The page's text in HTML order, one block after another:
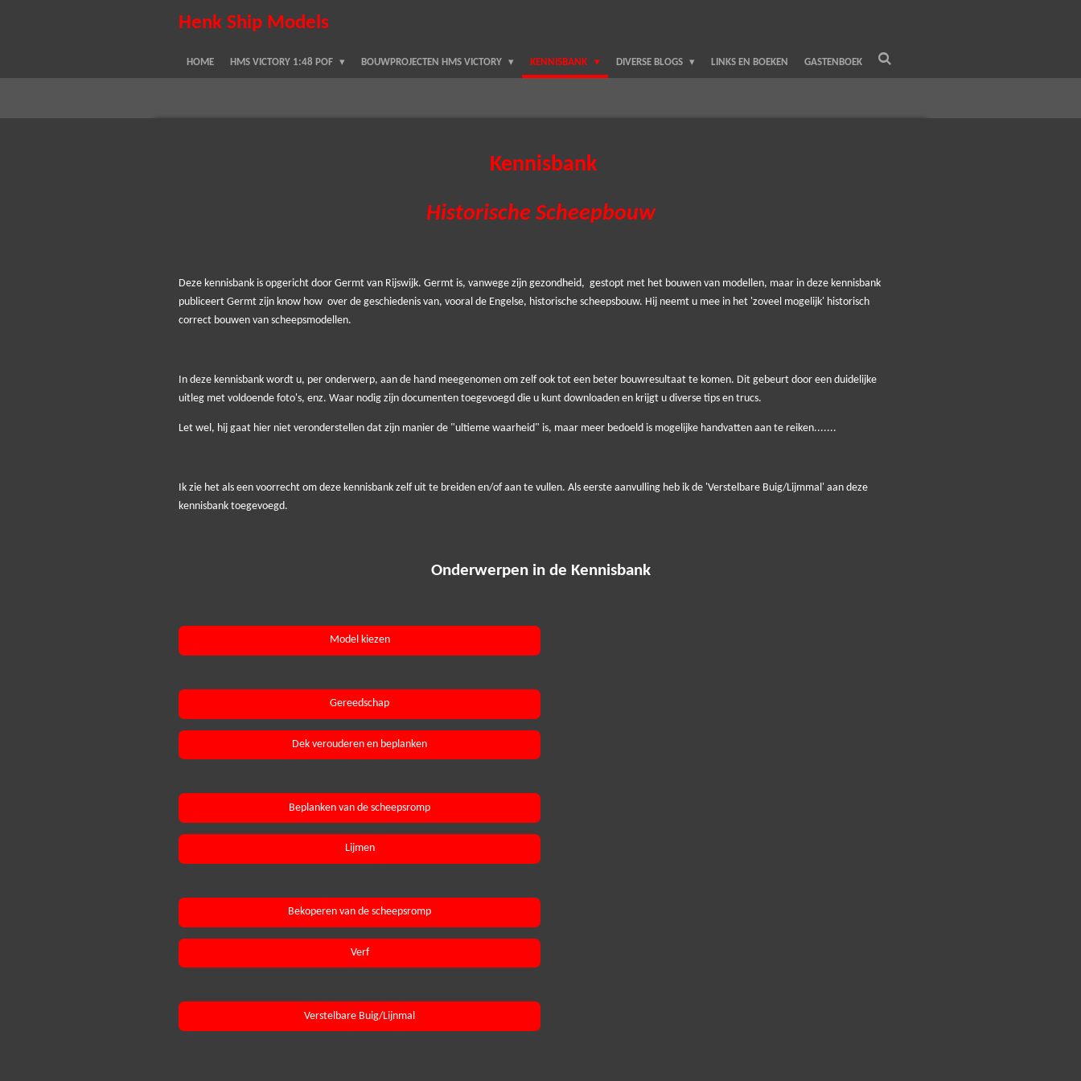
Henk Ship Models
HOME HMS VICTORY 1:48 POF BOUWPROJECTEN HMS VICTORY KENNISBANK DIVERSE BLOGS LINKS EN BOEKEN GASTENBOEK
Kennisbank
Historische Scheepbouw
Deze kennisbank is opgericht door Germt van Rijswijk. Germt is, vanwege zijn gezondheid, gestopt met het bouwen van modellen, maar in deze kennisbank
publiceert Germt zijn know how over de geschiedenis van, vooral de Engelse, historische scheepsbouw. Hij neemt u mee in het 'zoveel mogelijk' historisch
correct bouwen van scheepsmodellen.
In deze kennisbank wordt u, per onderwerp, aan de hand meegenomen om zelf ook tot een beter bouwresultaat te komen. Dit gebeurt door een duidelijke
uitleg met voldoende foto's, enz. Waar nodig zijn documenten toegevoegd die u kunt downloaden en krijgt u diverse tips en trucs.
Let wel, hij gaat hier niet veronderstellen dat zijn manier de "ultieme waarheid" is, maar meer bedoeld is mogelijke handvatten aan te reiken.......
Ik zie het als een voorrecht om deze kennisbank zelf uit te breiden en/of aan te vullen. Als eerste aanvulling heb ik de 'Verstelbare Buig/Lijmmal' aan deze
kennisbank toegevoegd.
Onderwerpen in de Kennisbank
Model kiezen
Gereedschap
Dek verouderen en beplanken
Beplanken van de scheepsromp
Lijmen
Bekoperen van de scheepsromp
Verf
Verstelbare Buig/Lijnmal